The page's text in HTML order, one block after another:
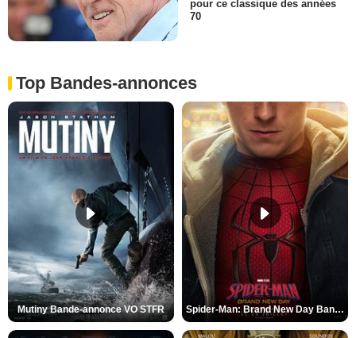
pour ce classique des années
70
Top Bandes-annonces
Mutiny Bande-annonce VO STFR Spider-Man: Brand New Day Bande-annonce VO STFR